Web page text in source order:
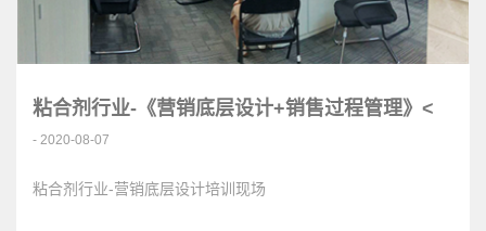
粘合剂行业-《营销底层设计+销售过程管理》<
- 2020-08-07
粘合剂行业-营销底层设计培训现场